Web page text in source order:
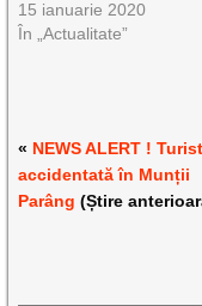
15 ianuarie 2020
În „Actualitate”
« NEWS ALERT !
accidentată în Munții
Parâng (Știre